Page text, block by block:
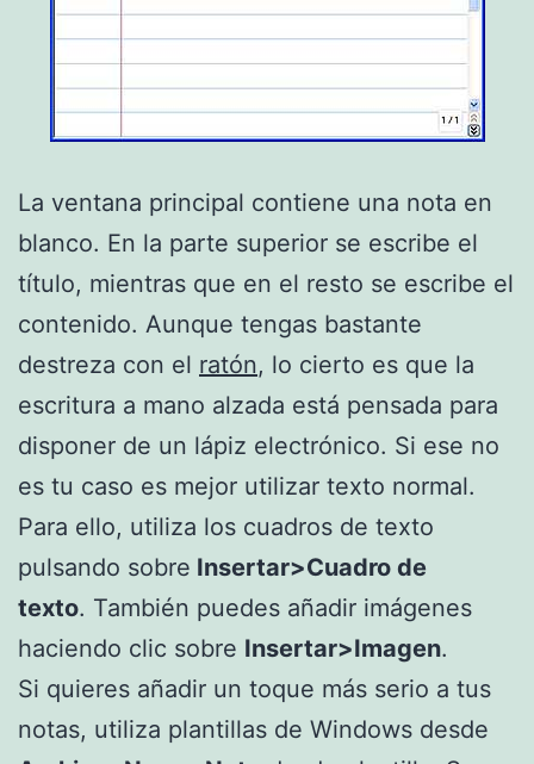
La ventana principal contiene una nota en
blanco. En la parte superior se escribe el
título, mientras que en el resto se escribe el
contenido. Aunque tengas bastante
destreza con el ratón, lo cierto es que la
escritura a mano alzada está pensada para
disponer de un lápiz electrónico. Si ese no
es tu caso es mejor utilizar texto normal.
Para ello, utiliza los cuadros de texto
pulsando sobre Insertar>Cuadro de
texto. También puedes añadir imágenes
haciendo clic sobre Insertar>Imagen.
Si quieres añadir un toque más serio a tus
notas, utiliza plantillas de Windows desde